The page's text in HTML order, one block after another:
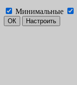
Минимальные
ОК Настроить